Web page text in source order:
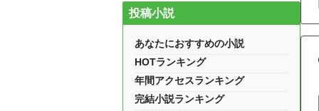
投稿小説
あなたにおすすめの小説
HOTランキング
年間アクセスランキング
完結小説ランキング